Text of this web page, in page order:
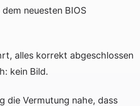
neuesten BIOS
alles korrekt abgeschlossen
kein Bild.
die Vermutung nahe, dass